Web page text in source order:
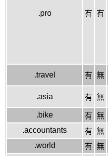
.pro 有 有
.travel 有 無
.asia 有 無
.bike 有 無
.accountants
有 無
.world
有 無